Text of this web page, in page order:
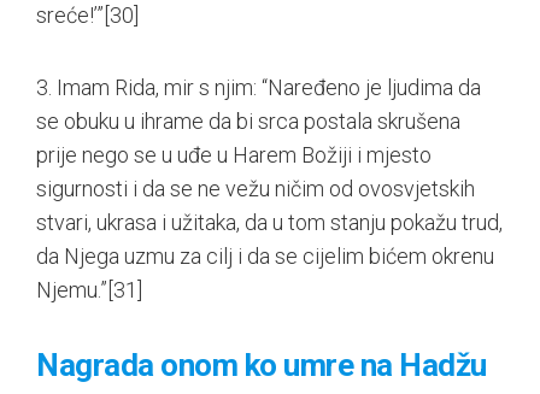
sreće!’”[30]
3. Imam Rida, mir s njim: “Naređeno je ljudima da
se obuku u ihrame da bi srca postala skrušena
prije nego se u uđe u Harem Božiji i mjesto
sigurnosti i da se ne vežu ničim od ovosvjetskih
stvari, ukrasa i užitaka, da u tom stanju pokažu trud,
da Njega uzmu za cilj i da se cijelim bićem okrenu
Njemu.”[31]
Nagrada onom ko umre na Hadžu